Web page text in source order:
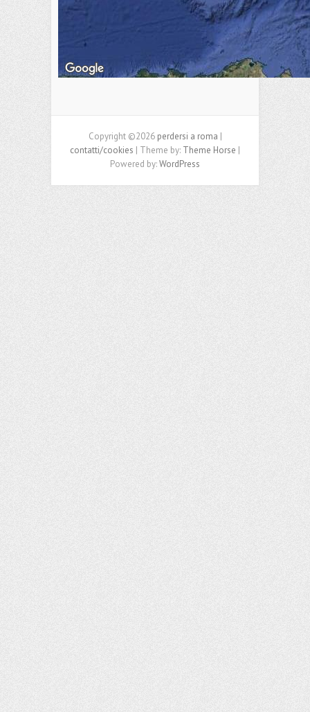
Copyright ©2026 perdersi a roma |
contatti/cookies | Theme by: Theme Horse |
Powered by:WordPress